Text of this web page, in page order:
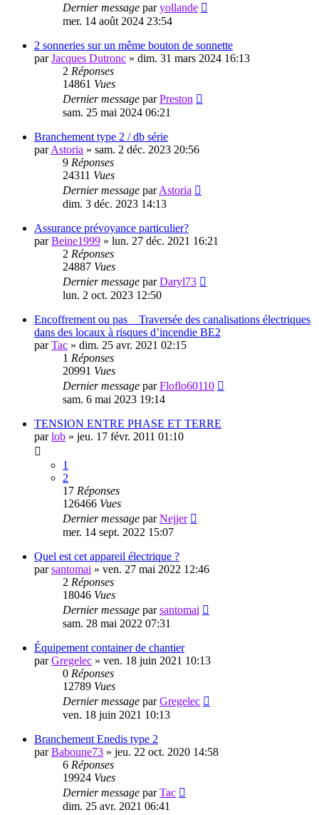
Dernier message paryollande
mer. 14 août 2024 23:54
2 sonneries sur un même bouton de sonnette
parJacques Dutronc » dim. 31 mars 2024 16:13
2 Réponses
14861 Vues
Dernier message parPreston
sam. 25 mai 2024 06:21
Branchement type 2 / db série
parAstoria » sam. 2 déc. 2023 20:56
9 Réponses
24311 Vues
Dernier message parAstoria
dim. 3 déc. 2023 14:13
Assurance prévoyance particulier?
parBeine1999 » lun. 27 déc. 2021 16:21
2 Réponses
24887 Vues
Dernier message parDaryl73
lun. 2 oct. 2023 12:50
Encoffrement ou pas _ Traversée des canalisations électriques
dans des locaux à risques d’incendie BE2
parTac » dim. 25 avr. 2021 02:15
1 Réponses
20991 Vues
Dernier message parFloflo60110
sam. 6 mai 2023 19:14
TENSION ENTRE PHASE ET TERRE
parlob » jeu. 17 févr. 2011 01:10
1
2
17 Réponses
126466 Vues
Dernier message parNejjer
mer. 14 sept. 2022 15:07
Quel est cet appareil électrique ?
parsantomai » ven. 27 mai 2022 12:46
2 Réponses
18046 Vues
Dernier message parsantomai
sam. 28 mai 2022 07:31
Équipement container de chantier
parGregelec » ven. 18 juin 2021 10:13
0 Réponses
12789 Vues
Dernier message parGregelec
ven. 18 juin 2021 10:13
Branchement Enedis type 2
parBaboune73 » jeu. 22 oct. 2020 14:58
6 Réponses
19924 Vues
Dernier message parTac
dim. 25 avr. 2021 06:41